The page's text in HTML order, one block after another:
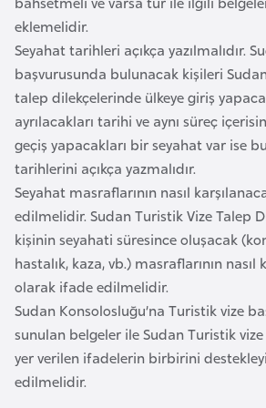
eklemelidir.
Seyahat tarihleri açıkça yazılmalıdır.
başvurusunda bulunacak kişileri
talep dilekçelerinde ülkeye giriş
ayrılacakları tarihi ve aynı süreç
geçiş yapacakları bir seyahat var ise
tarihlerini açıkça yazmalıdır.
Seyahat masraflarının nasıl
edilmelidir. Sudan Turistik Vize Talep
kişinin seyahati süresince oluşacak
hastalık, kaza, vb.) masraflarının nasıl
olarak ifade edilmelidir.
Sudan Konsolosluğu’na Turistik vize
sunulan belgeler ile Sudan Turistik
yer verilen ifadelerin birbirini
edilmelidir.
r
a
y
n
B
a
h
r
e
y
n